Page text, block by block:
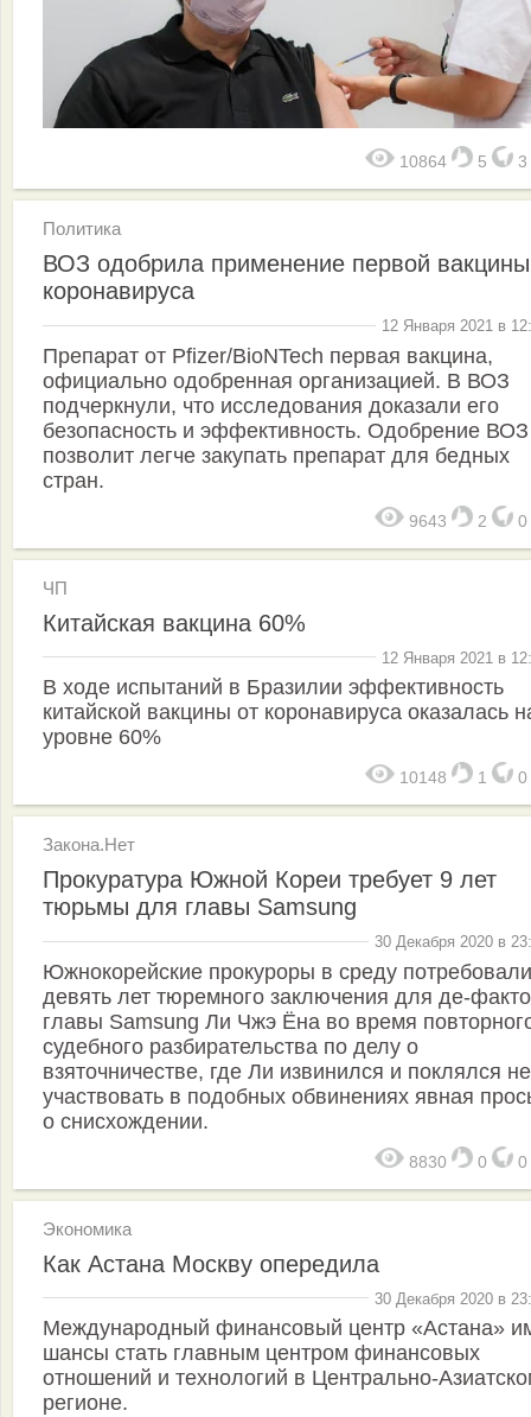
10864 5 3
Политика
ВОЗ одобрила применение первой
коронавируса
12 Января 2021 в
Препарат от Pfizer/BioNTech первая вакцина,
официально одобренная организацией. В ВОЗ
подчеркнули, что исследования доказали его
безопасность и эффективность. Одобрение ВОЗ
позволит легче закупать препарат для бедных
стран.
9643 2 0
ЧП
Китайская вакцина 60%
12 Января 2021 в
В ходе испытаний в Бразилии эффективность
китайской вакцины от коронавируса оказалась
уровне 60%
10148 1 0
Закона.Нет
Прокуратура Южной Кореи требует 9 лет
тюрьмы для главы Samsung
30 Декабря 2020 в
Южнокорейские прокуроры в среду потребовали
девять лет тюремного заключения для де-факто
главы Samsung Ли Чжэ Ёна во время
судебного разбирательства по делу о
взяточничестве, где Ли извинился и поклялся не
участвовать в подобных обвинениях явная
о снисхождении.
8830 0 0
Экономика
Как Астана Москву опередила
30 Декабря 2020 в
Международный финансовый центр «Астана»
шансы стать главным центром финансовых
отношений и технологий в Центрально-
регионе.